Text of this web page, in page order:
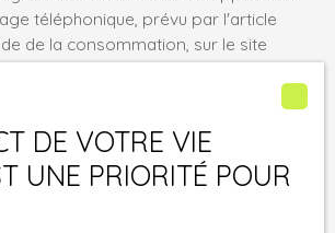
téléphonique, prévu par l'article
de la consommation, sur le site
ou par courrier
Service Bloctel, CS 61311, 41013
plus sur le traitement de vos
DE VOTRE VIE
UNE PRIORITÉ POUR